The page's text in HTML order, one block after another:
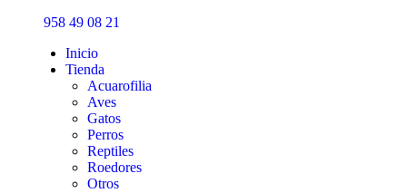
958 49 08 21
Inicio
Tienda
Acuarofilia
Aves
Gatos
Perros
Reptiles
Roedores
Otros
Inicio